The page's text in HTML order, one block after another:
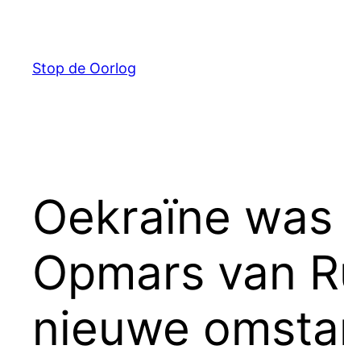
Stop de Oorlog
Oekraïne
Opmars van
nieuwe